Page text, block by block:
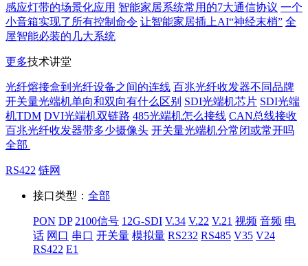
感应灯带的场景化应用 智能家居系统常用的7大通信协议 一个
小音箱实现了所有控制命令 让智能家居插上AI“神经末梢” 全
屋智能必装的几大系统
更多技术讲堂
光纤熔接盒到光纤设备之间的连线 百兆光纤收发器不同品牌
开关量光端机单向和双向有什么区别 SDI光端机芯片 SDI光端
机TDM DVI光端机双链路 485光端机怎么接线 CAN总线接收
百兆光纤收发器带多少摄像头 开关量光端机分常闭或常开吗
全部
RS422 链网
接口类型： 全部
PON DP 2100信号 12G-SDI V.34 V.22 V.21 视频 音频 电
话 网口 串口 开关量 模拟量 RS232 RS485 V35 V24
RS422 E1